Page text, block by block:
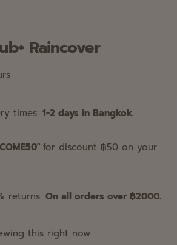
Raincover
times: 1-2 days in Bangkok.
for discount ฿50 on your
returns: On all orders over ฿2000.
this right now